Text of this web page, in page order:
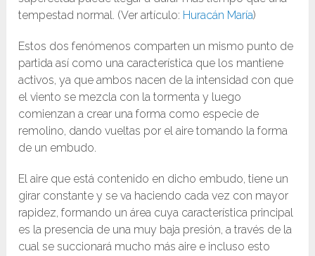
tempestad normal. (Ver artículo: Huracán María)
Estos dos fenómenos comparten un mismo punto de
partida así como una característica que los mantiene
activos, ya que ambos nacen de la intensidad con que
el viento se mezcla con la tormenta y luego
comienzan a crear una forma como especie de
remolino, dando vueltas por el aire tomando la forma
de un embudo.
El aire que está contenido en dicho embudo, tiene un
girar constante y se va haciendo cada vez con mayor
rapidez, formando un área cuya característica principal
es la presencia de una muy baja presión, a través de la
cual se succionará mucho más aire e incluso esto